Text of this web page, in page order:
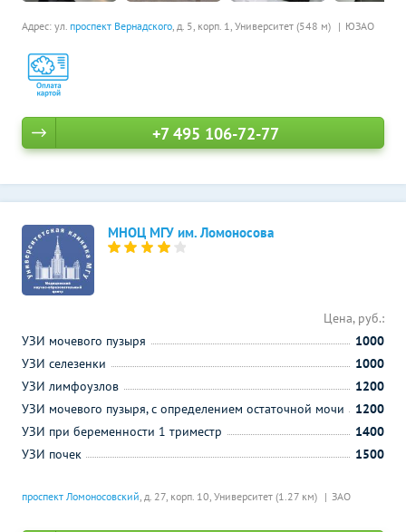
Адрес: ул. проспект Вернадского, д. 5, корп. 1, Университет (548 м) ЮЗАО
+7 495 106-72-77
МНОЦ МГУ им. Ломоносова
проспект Ломоносовский, д. 27, корп. 10, Университет (1.27 км) ЗАО
Цена, руб.:
УЗИ мочевого пузыря
1000
УЗИ селезенки
1000
УЗИ лимфоузлов
1200
УЗИ мочевого пузыря, с определением остаточной мочи
1200
УЗИ при беременности 1 триместр
1400
УЗИ почек
1500